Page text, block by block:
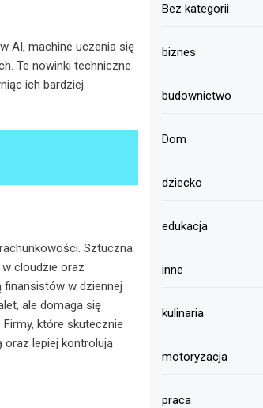
AI, machine uczenia się
Te nowinki techniczne
ich bardziej
Sztuczna
cloudzie oraz
finansistów w dziennej
ale domaga się
które skutecznie
oraz lepiej kontrolują
Bez kategorii
biznes
budownictwo
Dom
dziecko
edukacja
inne
kulinaria
motoryzacja
praca